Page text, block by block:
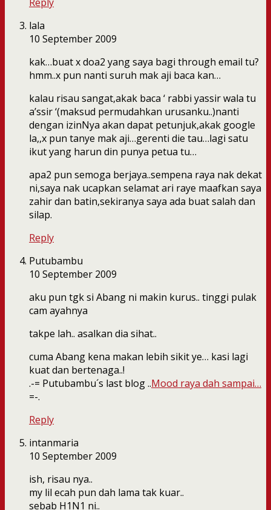
lala
10 September 2009
kak…buat x doa2 yang saya bagi through email tu?
hmm..x pun nanti suruh mak aji baca kan…
kalau risau sangat,akak baca ‘ rabbi yassir wala tu
a’ssir ‘(maksud permudahkan urusanku..)nanti
dengan izinNya akan dapat petunjuk,akak google
la,,x pun tanye mak aji…gerenti die tau…lagi satu
ikut yang harun din punya petua tu…
apa2 pun semoga berjaya..sempena raya nak dekat
ni,saya nak ucapkan selamat ari raye maafkan saya
zahir dan batin,sekiranya saya ada buat salah dan
silap.
Reply
Putubambu
10 September 2009
aku pun tgk si Abang ni makin kurus.. tinggi pulak
cam ayahnya
takpe lah.. asalkan dia sihat..
cuma Abang kena makan lebih sikit ye… kasi lagi
kuat dan bertenaga..!
.-= Putubambu´s last blog ..Mood raya dah sampai…
=-.
Reply
intanmaria
10 September 2009
ish, risau nya..
my lil ecah pun dah lama tak kuar..
sebab H1N1 ni..